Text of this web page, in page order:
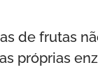
de frutas
próprias